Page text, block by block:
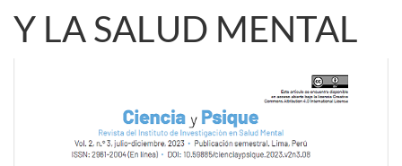
Y LA SALUD MENTAL